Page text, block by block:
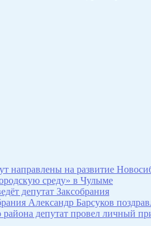
направлены на развитие
среду» в Чулыме
депутат Заксобрания
Александр Барсуков
депутат провел личный